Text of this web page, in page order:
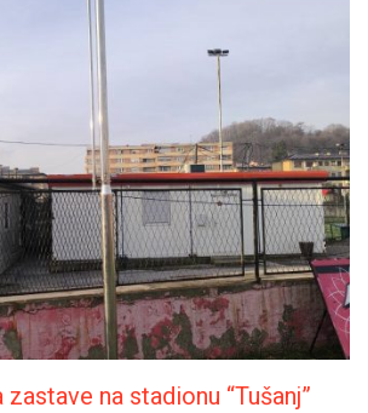
na stadionu “Tušanj”